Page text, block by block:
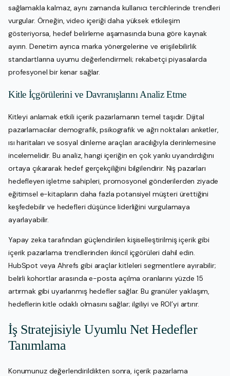
sağlamakla kalmaz, aynı zamanda kullanıcı tercihlerinde trendleri
vurgular. Örneğin, video içeriği daha yüksek etkileşim
gösteriyorsa, hedef belirleme aşamasında buna göre kaynak
ayırın. Denetim ayrıca marka yönergelerine ve erişilebilirlik
standartlarına uyumu değerlendirmeli; rekabetçi piyasalarda
profesyonel bir kenar sağlar.
Kitle İçgörülerini ve Davranışlarını Analiz Etme
Kitleyi anlamak etkili içerik pazarlamanın temel taşıdır. Dijital
pazarlamacılar demografik, psikografik ve ağrı noktaları anketler,
ısı haritaları ve sosyal dinleme araçları aracılığıyla derinlemesine
incelemelidir. Bu analiz, hangi içeriğin en çok yankı uyandırdığını
ortaya çıkararak hedef gerçekçiliğini bilgilendirir. Niş pazarları
hedefleyen işletme sahipleri, promosyonel gönderilerden ziyade
eğitimsel e-kitapların daha fazla potansiyel müşteri ürettiğini
keşfedebilir ve hedefleri düşünce liderliğini vurgulamaya
ayarlayabilir.
Yapay zeka tarafından güçlendirilen kişiselleştirilmiş içerik gibi
içerik pazarlama trendlerinden ikincil içgörüleri dahil edin.
HubSpot veya Ahrefs gibi araçlar kitleleri segmentlere ayırabilir;
belirli kohortlar arasında e-posta açılma oranlarını yüzde 15
artırmak gibi uyarlanmış hedefler sağlar. Bu granüler yaklaşım,
hedeflerin kitle odaklı olmasını sağlar; ilgiliyi ve ROI’yi artırır.
İş Stratejisiyle Uyumlu Net Hedefler
Tanımlama
Konumunuz değerlendirildikten sonra, içerik pazarlama